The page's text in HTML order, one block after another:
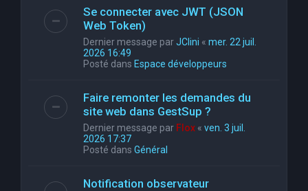
Se connecter avec JWT (JSON
Web Token)
Dernier message parJClini « mer. 22 juil.
2026 16:49
Posté dans Espace développeurs
Faire remonter les demandes du
site web dans GestSup ?
Dernier message par Flox « ven. 3 juil.
2026 17:37
Posté dans Général
Notification observateur